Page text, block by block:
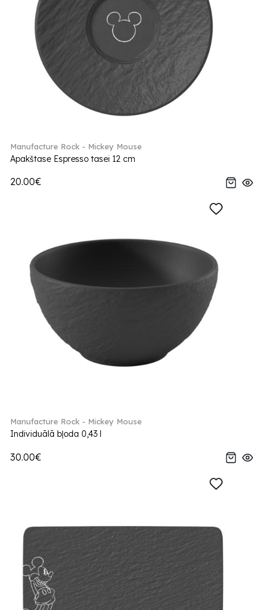
Manufacture Rock - Mickey Mouse
Apakštase Espresso tasei 12 cm
20.00€
Manufacture Rock - Mickey Mouse
Individuālā bļoda 0,43 l
30.00€